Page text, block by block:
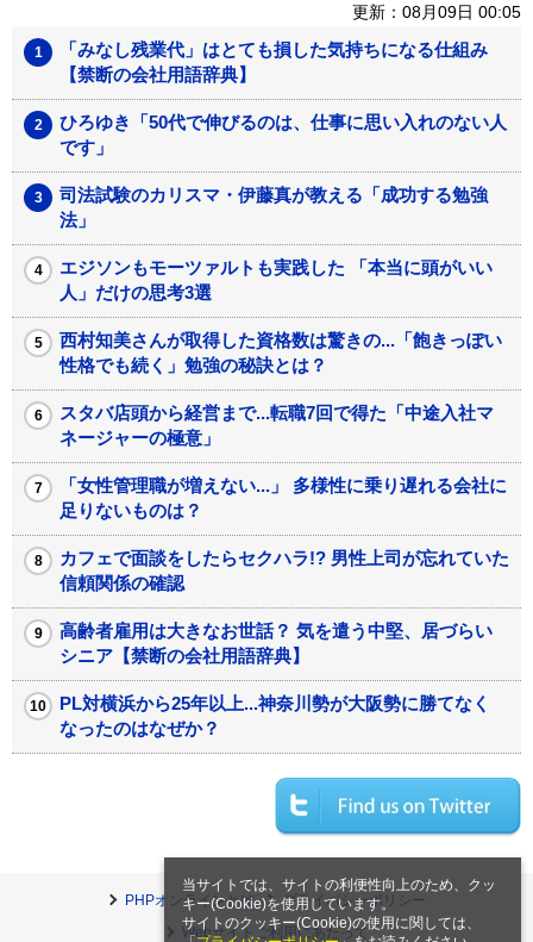
当サイトでは、サイトの利便性向上のため、クッ
キー(Cookie)を使用しています。
サイトのクッキー(Cookie)の使用に関しては、
更新：08月09日 00:05
「みなし残業代」はとても損した気持ちになる仕組み
【禁断の会社用語辞典】
ひろゆき「50代で伸びるのは、仕事に思い入れのない人
です」
司法試験のカリスマ・伊藤真が教える「成功する勉強
法」
エジソンもモーツァルトも実践した 「本当に頭がいい
人」だけの思考3選
西村知美さんが取得した資格数は驚きの...「飽きっぽい
性格でも続く」勉強の秘訣とは？
スタバ店頭から経営まで...転職7回で得た「中途入社マ
ネージャーの極意」
「女性管理職が増えない...」 多様性に乗り遅れる会社に
足りないものは？
カフェで面談をしたらセクハラ!? 男性上司が忘れていた
信頼関係の確認
高齢者雇用は大きなお世話？ 気を遣う中堅、居づらい
シニア【禁断の会社用語辞典】
PL対横浜から25年以上...神奈川勢が大阪勢に勝てなく
なったのはなぜか？
PHPオンラインとは
プライバシーポリシー
Webサイトご利用にあたって